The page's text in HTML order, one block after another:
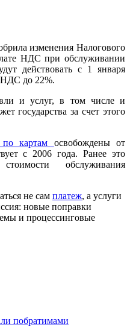
изменения Налогового
НДС при обслуживании
действовать с 1 января
НДС до 22%.
и услуг, в том числе и
государства за счет этого
по картам освобождены от
с 2006 года. Ранее это
обслуживания
не сам платеж, а услуги
новые поправки
и процессинговые
побратимами